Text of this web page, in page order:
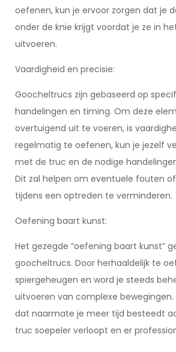
oefenen, kun je ervoor zorgen dat je
onder de knie krijgt voordat je ze in
uitvoeren.
Vaardigheid en precisie:
Goocheltrucs zijn gebaseerd op
handelingen en timing. Om deze
overtuigend uit te voeren, is
regelmatig te oefenen, kun je jezelf
met de truc en de nodige
Dit zal helpen om eventuele fouten
tijdens een optreden te verminderen.
Oefening baart kunst:
Het gezegde “oefening baart kunst”
goocheltrucs. Door herhaaldelijk te
spiergeheugen en word je steeds
uitvoeren van complexe bewegingen.
dat naarmate je meer tijd besteedt
truc soepeler verloopt en er